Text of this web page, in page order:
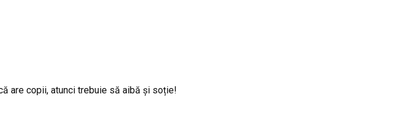
are copii, atunci trebuie să aibă și soție!